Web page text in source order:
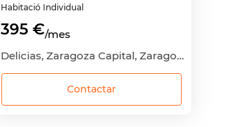
Habitació Individual
395 €/mes
Delicias, Zaragoza Capital, Zaragoza
Contactar